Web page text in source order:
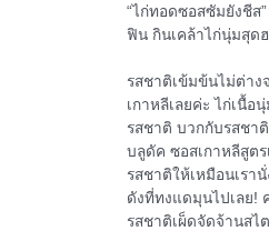
“ไก่ทอดซอสซัมยังชีส
ฟิน กินเคล้าไก่นุ่มสุด
รสชาติเข้มข้นไม่ต่าง
เกาหลีเลยค่ะ ไก่เนื้อ
รสชาติ บวกกับรสชา
บลูดัค ซอสเกาหลีสูตร
รสชาติให้เหมือนเรา
ดังที่ทงแดมุนไปเลย!
รสชาติเผ็ดจัดจ้านสไ